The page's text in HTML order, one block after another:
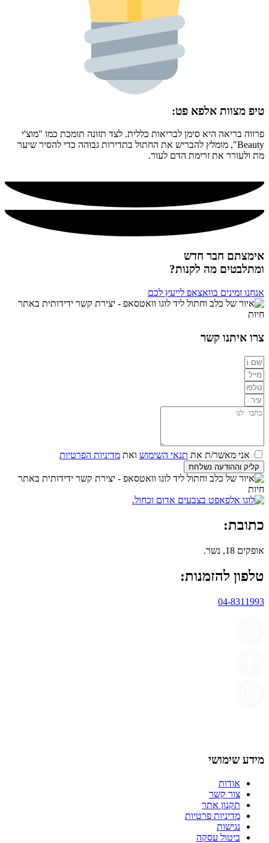
טיפ מצוות אלפא פט:
פרווה בריאה היא סימן לבריאות כללית. לצד תזונה תומכת כמו "מוצ'י
Beauty", מומלץ להבריש את החתול בתדירות גבוהה כדי להסיר שיער
מת ולעורר את זרימת הדם לעור.
אימצתם חבר חדש
ומתלבטים מה לקנות?
אנחנו זמינים בוואצאפ לייעץ לכם
צרו איתנו קשר
אני מאשר/ת את תנאי השימוש ואת מדיניות הפרטיות
קליק וההודעה נשלחת
כתובת:
אופקים 18, נשר.
טלפון להזמנות:
04-8311993
מידע שימושי
אודות
צור קשר
תקנון אתר
מדיניות פרטיות
נגישות
ביטול עסקה